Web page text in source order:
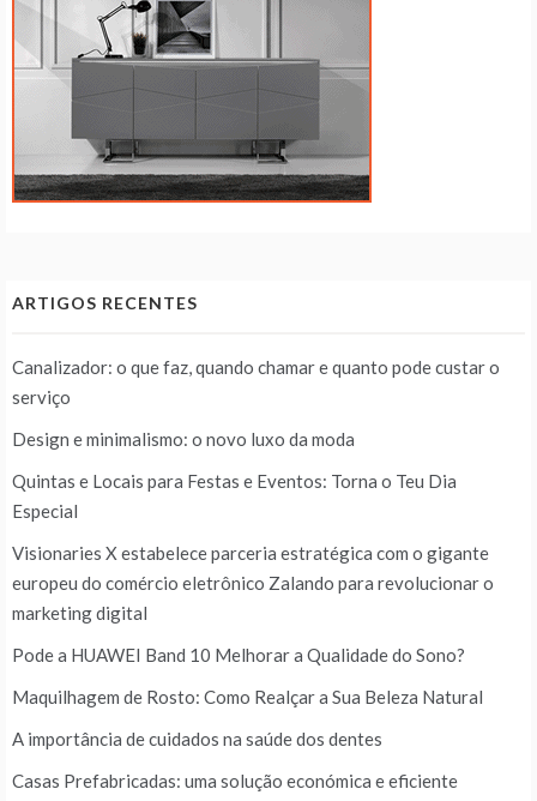
ARTIGOS RECENTES
Canalizador: o que faz, quando chamar e quanto pode custar o
serviço
Design e minimalismo: o novo luxo da moda
Quintas e Locais para Festas e Eventos: Torna o Teu Dia
Especial
Visionaries X estabelece parceria estratégica com o gigante
europeu do comércio eletrônico Zalando para revolucionar o
marketing digital
Pode a HUAWEI Band 10 Melhorar a Qualidade do Sono?
Maquilhagem de Rosto: Como Realçar a Sua Beleza Natural
A importância de cuidados na saúde dos dentes
Casas Prefabricadas: uma solução económica e eficiente